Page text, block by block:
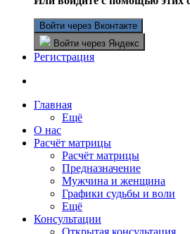
Войти через Вконтакте
Войти через Яндекс
Регистрация
Главная
Ещё
О нас
Расчёт матрицы
Расчёт матрицы
Предназначение
Мужчина и женщина
Графики судьбы и воли
Ещё
Консультации
Открытая консультация